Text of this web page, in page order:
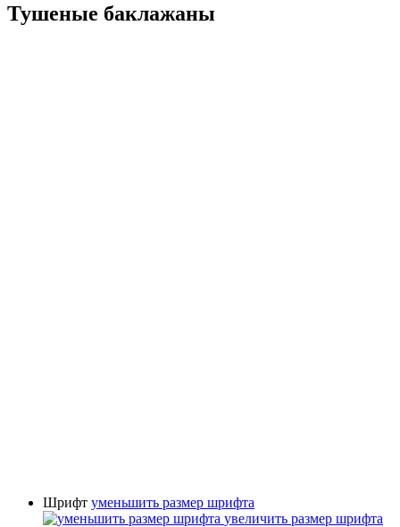
Тушеные баклажаны
Шрифт уменьшить размер шрифта
увеличить размер шрифта